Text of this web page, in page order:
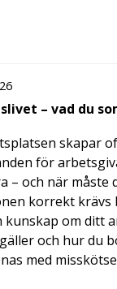
– vad du
skapar
för
– och när måste
korrekt krävs
om ditt
och hur du
med